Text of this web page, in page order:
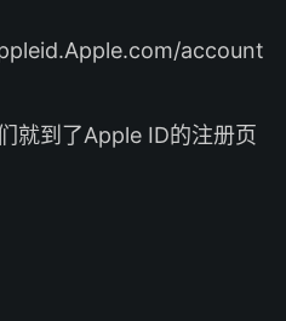
account
就到了Apple ID的注册页